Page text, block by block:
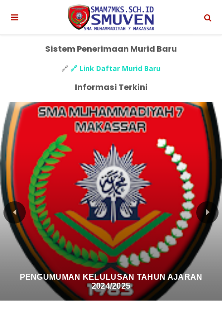
Sistem Penerimaan Murid Baru
🔗 🔗 Link Daftar Murid Baru
Informasi Terkini
Bimbingan Teknis : Penerapan Sistem Administrasi
Paperless Menggunakan Google Workspace Bagi
Tenaga Kependidikan